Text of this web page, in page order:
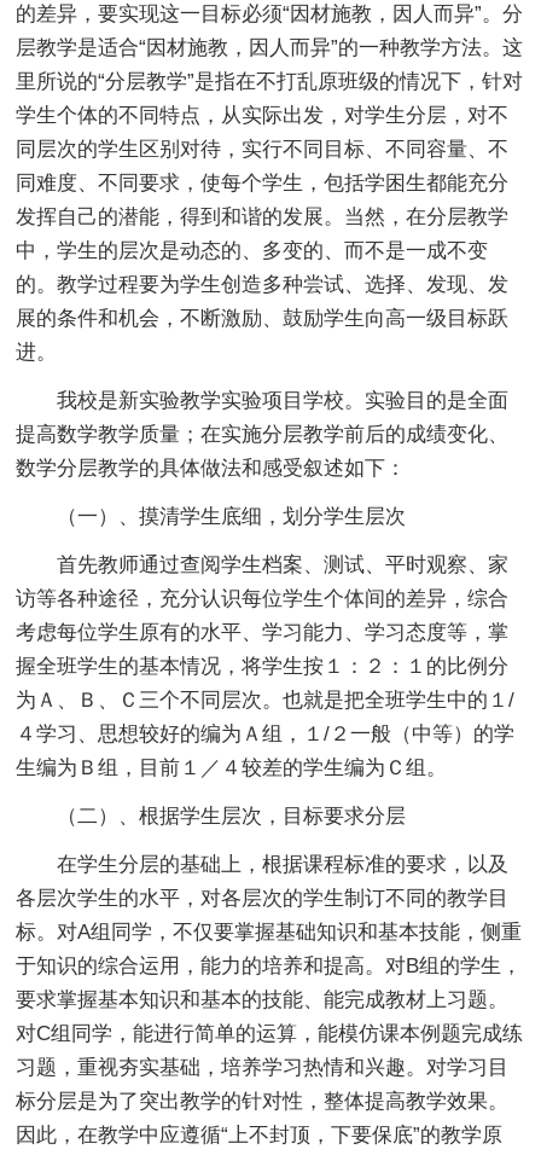
的差异，要实现这一目标必须“因材施教，因人而异”。分
层教学是适合“因材施教，因人而异”的一种教学方法。这
里所说的“分层教学”是指在不打乱原班级的情况下，针对
学生个体的不同特点，从实际出发，对学生分层，对不
同层次的学生区别对待，实行不同目标、不同容量、不
同难度、不同要求，使每个学生，包括学困生都能充分
发挥自己的潜能，得到和谐的发展。当然，在分层教学
中，学生的层次是动态的、多变的、而不是一成不变
的。教学过程要为学生创造多种尝试、选择、发现、发
展的条件和机会，不断激励、鼓励学生向高一级目标跃
进。
我校是新实验教学实验项目学校。实验目的是全面
提高数学教学质量；在实施分层教学前后的成绩变化、
数学分层教学的具体做法和感受叙述如下：
（一）、摸清学生底细，划分学生层次
首先教师通过查阅学生档案、测试、平时观察、家
访等各种途径，充分认识每位学生个体间的差异，综合
考虑每位学生原有的水平、学习能力、学习态度等，掌
握全班学生的基本情况，将学生按１：２：１的比例分
为Ａ、Ｂ、Ｃ三个不同层次。也就是把全班学生中的１/
４学习、思想较好的编为Ａ组，１/２一般（中等）的学
生编为Ｂ组，目前１／４较差的学生编为Ｃ组。
（二）、根据学生层次，目标要求分层
在学生分层的基础上，根据课程标准的要求，以及
各层次学生的水平，对各层次的学生制订不同的教学目
标。对A组同学，不仅要掌握基础知识和基本技能，侧重
于知识的综合运用，能力的培养和提高。对B组的学生，
要求掌握基本知识和基本的技能、能完成教材上习题。
对C组同学，能进行简单的运算，能模仿课本例题完成练
习题，重视夯实基础，培养学习热情和兴趣。对学习目
标分层是为了突出教学的针对性，整体提高教学效果。
因此，在教学中应遵循“上不封顶，下要保底”的教学原